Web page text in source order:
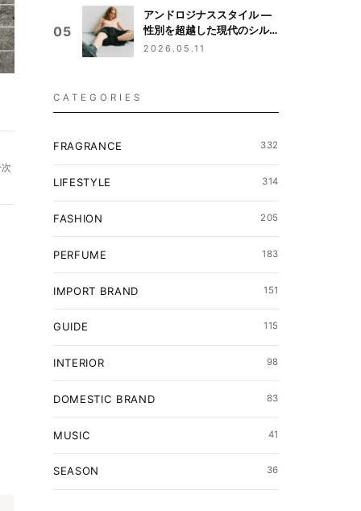
05
アンドロジナススタイル —
性別を超越した現代のシル
エット
2026.05.11
CATEGORIES
FRAGRANCE 332
LIFESTYLE 314
FASHION 205
PERFUME 183
IMPORT BRAND 151
GUIDE 115
INTERIOR 98
DOMESTIC BRAND 83
MUSIC 41
SEASON 36